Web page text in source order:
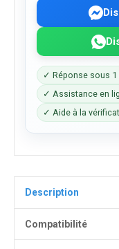
✓ Réponse sous 1
✓ Assistance en
✓ Aide à la
Description
Compatibilité